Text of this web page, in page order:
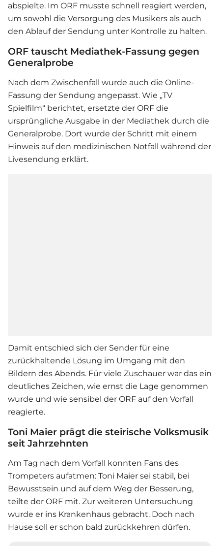
abspielte. Im ORF musste schnell reagiert werden,
um sowohl die Versorgung des Musikers als auch
den Ablauf der Sendung unter Kontrolle zu halten.
ORF tauscht Mediathek-Fassung gegen
Generalprobe
Nach dem Zwischenfall wurde auch die Online-
Fassung der Sendung angepasst. Wie „TV
Spielfilm“ berichtet, ersetzte der ORF die
ursprüngliche Ausgabe in der Mediathek durch die
Generalprobe. Dort wurde der Schritt mit einem
Hinweis auf den medizinischen Notfall während der
Livesendung erklärt.
Damit entschied sich der Sender für eine
zurückhaltende Lösung im Umgang mit den
Bildern des Abends. Für viele Zuschauer war das ein
deutliches Zeichen, wie ernst die Lage genommen
wurde und wie sensibel der ORF auf den Vorfall
reagierte.
Toni Maier prägt die steirische Volksmusik
seit Jahrzehnten
Am Tag nach dem Vorfall konnten Fans des
Trompeters aufatmen: Toni Maier sei stabil, bei
Bewusstsein und auf dem Weg der Besserung,
teilte der ORF mit. Zur weiteren Untersuchung
wurde er ins Krankenhaus gebracht. Doch nach
Hause soll er schon bald zurückkehren dürfen.